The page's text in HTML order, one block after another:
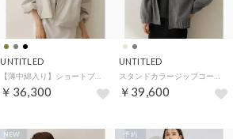
UNTITLED
￥36,300
UNTITLED
￥39,600
NEW 予約